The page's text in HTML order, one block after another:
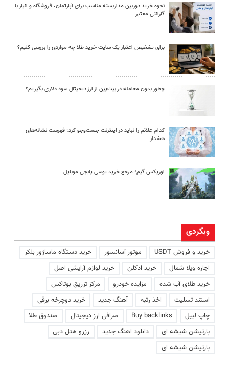
نحوه خرید دوربین مداربسته مناسب برای آپارتمان، فروشگاه و انبار با
گارانتی معتبر
برای تشخیص اعتبار یک سایت خرید طلا چه مواردی را بررسی کنیم؟
چطور بدون معامله در بیت‌پین از ارز دیجیتال سود دلاری بگیریم؟
کدام علائم را نباید در اینترنت جست‌وجو کرد؛ فهرست نشانه‌های
هشدار
اوریکس گیم؛ مرجع خرید یوسی پابجی موبایل
وبگردی
خرید و فروش USDT موتور آسانسور
خرید دستگاه ماساژور بلکر
اجاره ویلا شمال
خرید ادکلن
خرید لوازم آرایشی اصل
خرید طلای آب شده
مزایده خودرو
مرکز تزریق بوتاکس
استند تسلیت
اخذ رتبه آهنگ جدید
خرید دوچرخه برقی
چاپ لیبل
Buy backlinks صرافی ارز دیجیتال
صندوق طلا
پارتیشن شیشه ای
دانلود اهنگ جدید
رزرو هتل دبی
پارتیشن شیشه ای